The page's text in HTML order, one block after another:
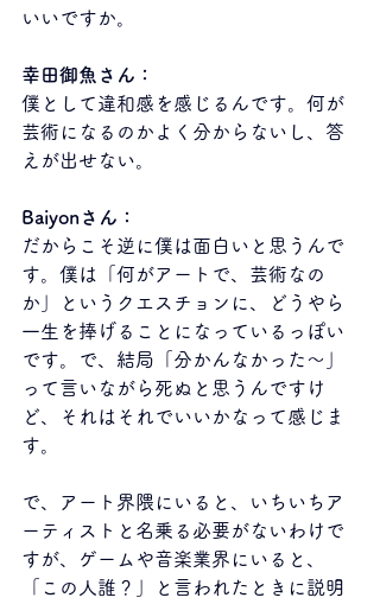
いいですか。
幸田御魚さん：
僕として違和感を感じるんです。何が
芸術になるのかよく分からないし、答
えが出せない。
Baiyonさん：
だからこそ逆に僕は面白いと思うんで
す。僕は「何がアートで、芸術なの
か」というクエスチョンに、どうやら
一生を捧げることになっているっぽい
です。で、結局「分かんなかった〜」
って言いながら死ぬと思うんですけ
ど、それはそれでいいかなって感じま
す。
で、アート界隈にいると、いちいちア
ーティストと名乗る必要がないわけで
すが、ゲームや音楽業界にいると、
「この人誰？」と言われたときに説明